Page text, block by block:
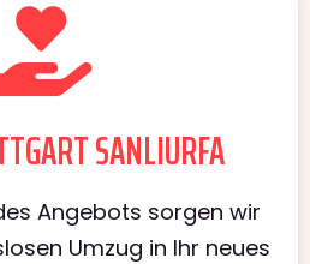
SANLIURFA
Angebots sorgen wir
Umzug in Ihr neues